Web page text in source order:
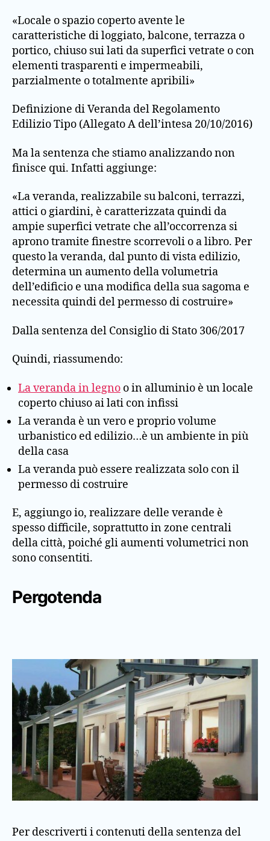
«Locale o spazio coperto avente le
caratteristiche di loggiato, balcone, terrazza o
portico, chiuso sui lati da superfici vetrate o con
elementi trasparenti e impermeabili,
parzialmente o totalmente apribili»
Definizione di Veranda del Regolamento
Edilizio Tipo (Allegato A dell’intesa 20/10/2016)
Ma la sentenza che stiamo analizzando non
finisce qui. Infatti aggiunge:
«La veranda, realizzabile su balconi, terrazzi,
attici o giardini, è caratterizzata quindi da
ampie superfici vetrate che all’occorrenza si
aprono tramite finestre scorrevoli o a libro. Per
questo la veranda, dal punto di vista edilizio,
determina un aumento della volumetria
dell’edificio e una modifica della sua sagoma e
necessita quindi del permesso di costruire»
Dalla sentenza del Consiglio di Stato 306/2017
Quindi, riassumendo:
La veranda in legno o in alluminio è un locale
coperto chiuso ai lati con infissi
La veranda è un vero e proprio volume
urbanistico ed edilizio…è un ambiente in più
della casa
La veranda può essere realizzata solo con il
permesso di costruire
E, aggiungo io, realizzare delle verande è
spesso difficile, soprattutto in zone centrali
della città, poiché gli aumenti volumetrici non
sono consentiti.
Pergotenda
Per descriverti i contenuti della sentenza del